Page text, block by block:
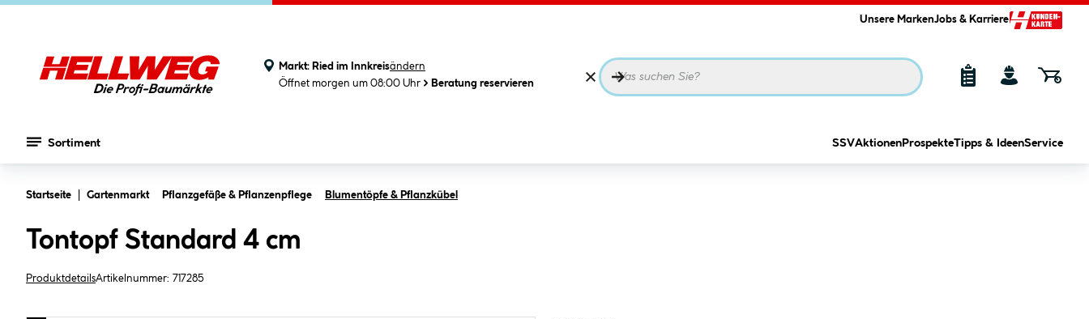
Unsere MarkenJobs & Karriere
Markt: Ried im Innkreisändern
Öffnet morgen um 08:00 Uhr
Beratung reservieren
Sortiment SSVAktionen ProspekteTipps & IdeenService
Startseite Gartenmarkt Pflanzgefäße & Pflanzenpflege Blumentöpfe & Pflanzkübel
Tontopf Standard 4 cm
ProduktdetailsArtikelnummer: 717285